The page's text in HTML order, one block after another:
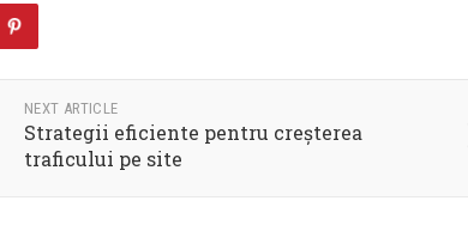
NEXT ARTICLE
Strategii eficiente pentru creșterea
traficului pe site